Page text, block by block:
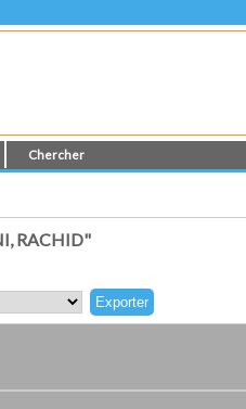
Chercher
RACHID"